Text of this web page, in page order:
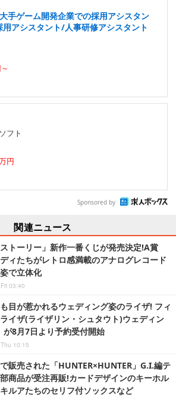
手ゲーム開発企業での採用アシスタン
アシスタント/人事研修アシスタント
フト
円
Sponsored by
関連ニュース
ストーリー」新作一番くじが発売決定!A賞
ィたちがレトロ感満載のアナログレコード
で立体化
03:40
目が惹かれるウェディング姿のライザ! フィ
イザ(ライザリン・シュタウト)ウェディン
が8月7日より予約受付開始
10:15
販売された「HUNTER×HUNTER」G.I.編テ
商品が受注再販!カードデザインのキーホル
ルアたちのセリフ付ソックスなど